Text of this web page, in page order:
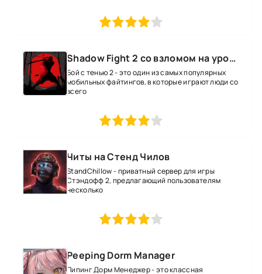
Shadow Fight 2 со взломом на уровень 52 все оружие и магию
Бой с тенью 2 - это один из самых популярных
мобильных файтингов, в которые играют люди со
всего
Читы на Стенд Чилов
StandChillow - приватный сервер для игры
Стэндофф 2, предлагающий пользователям
несколько
Peeping Dorm Manager
Пипинг Дорм Менеджер - это классная